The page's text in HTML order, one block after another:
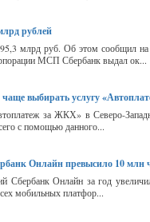
рублей
млрд руб. Об этом сообщил на
МСП Сбербанк выдал ок...
чаще выбирать услугу
за ЖКХ» в Северо-
с помощью данного...
Онлайн превысило 10 млн
Сбербанк Онлайн за год
мобильных платфор...